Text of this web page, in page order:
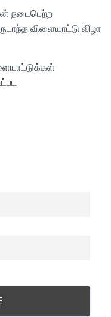
நடைபெற்ற
விளையாட்டு விழா